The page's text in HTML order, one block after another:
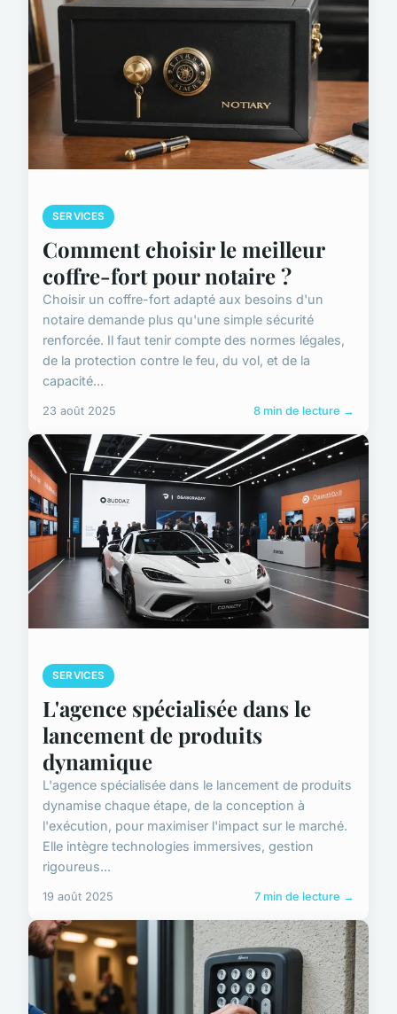
SERVICES
Comment choisir le meilleur
coffre-fort pour notaire ?
Choisir un coffre-fort adapté aux besoins d'un
notaire demande plus qu'une simple sécurité
renforcée. Il faut tenir compte des normes légales,
de la protection contre le feu, du vol, et de la
capacité...
23 août 2025 8 min de lecture →
SERVICES
L'agence spécialisée dans le
lancement de produits
dynamique
L'agence spécialisée dans le lancement de produits
dynamise chaque étape, de la conception à
l'exécution, pour maximiser l'impact sur le marché.
Elle intègre technologies immersives, gestion
rigoureus...
19 août 2025 7 min de lecture →